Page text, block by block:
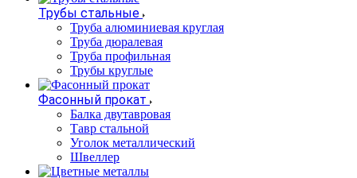
Трубы стальные
Труба алюминиевая круглая
Труба дюралевая
Труба профильная
Трубы круглые
Фасонный прокат
Балка двутавровая
Тавр стальной
Уголок металлический
Швеллер